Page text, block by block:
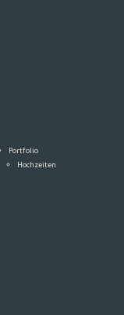
Portfolio
Hochzeiten